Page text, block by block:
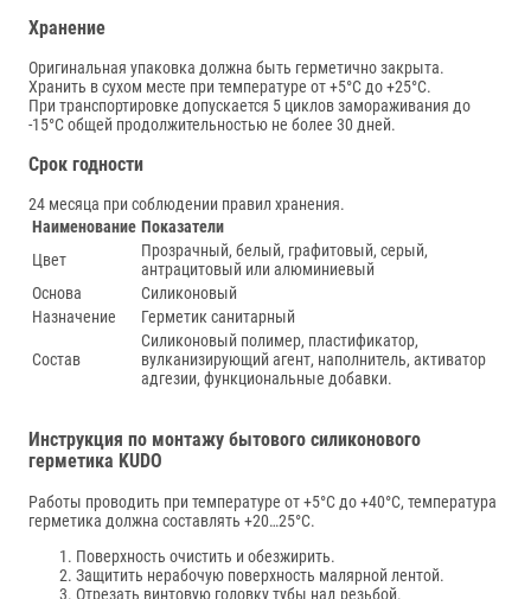
Хранение
Оригинальная упаковка должна быть герметично закрыта.
Хранить в сухом месте при температуре от +5°С до +25°С.
При транспортировке допускается 5 циклов замораживания до
-15°С общей продолжительностью не более 30 дней.
Срок годности
24 месяца при соблюдении правил хранения.
Наименование Показатели
Цвет
Прозрачный, белый, графитовый, серый,
антрацитовый или алюминиевый
Основа
Силиконовый
Назначение
Герметик санитарный
Состав
Силиконовый полимер, пластификатор,
вулканизирующий агент, наполнитель, активатор
адгезии, функциональные добавки.
Инструкция по монтажу бытового силиконового
герметика KUDO
Работы проводить при температуре от +5°С до +40°С, температура
герметика должна составлять +20…25°C.
Поверхность очистить и обезжирить.
Защитить нерабочую поверхность малярной лентой.
Отрезать винтовую головку тубы над резьбой.